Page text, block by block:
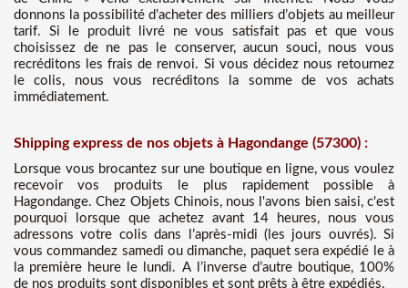
donnons la possibilité d’acheter des milliers d’objets au meilleur
tarif. Si le produit livré ne vous satisfait pas et que vous
choisissez de ne pas le conserver, aucun souci, nous vous
recréditons les frais de renvoi. Si vous décidez nous retournez
le colis, nous vous recréditons la somme de vos achats
immédiatement.
Shipping express de nos objets à Hagondange (57300) :
Lorsque vous brocantez sur une boutique en ligne, vous voulez
recevoir vos produits le plus rapidement possible à
Hagondange. Chez Objets Chinois, nous l'avons bien saisi, c'est
pourquoi lorsque que achetez avant 14 heures, nous vous
adressons votre colis dans l’après-midi (les jours ouvrés). Si
vous commandez samedi ou dimanche, paquet sera expédié le à
la première heure le lundi. A l’inverse d’autre boutique, 100%
de nos produits sont disponibles et sont prêts à être expédiés.